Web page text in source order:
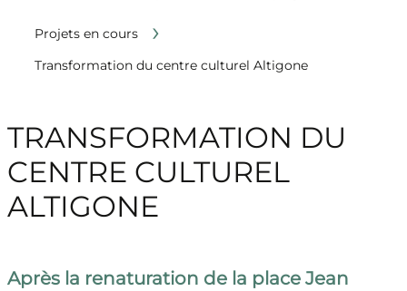
Projets en cours ›
Transformation du centre culturel Altigone
TRANSFORMATION DU
CENTRE CULTUREL
ALTIGONE
Après la renaturation de la place Jean